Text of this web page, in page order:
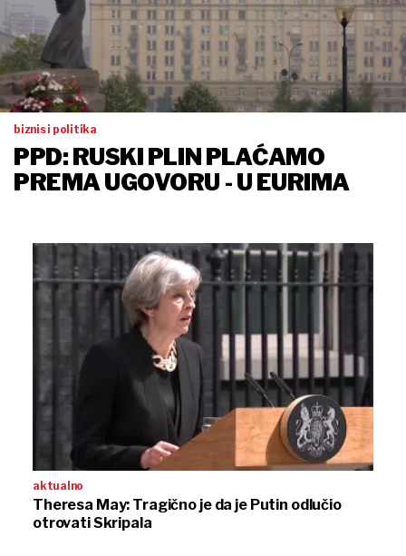
biznis i politika
PPD: RUSKI PLIN PLAĆAMO
PREMA UGOVORU - U EURIMA
aktualno
Theresa May: Tragično je da je Putin odlučio
otrovati Skripala